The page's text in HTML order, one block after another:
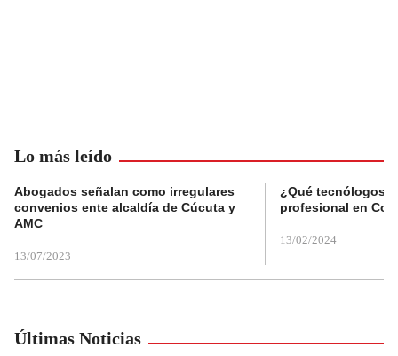
Lo más leído
Abogados señalan como irregulares
convenios ente alcaldía de Cúcuta y
AMC
13/07/2023
¿Qué tecnólogos
profesional en
13/02/2024
Últimas Noticias